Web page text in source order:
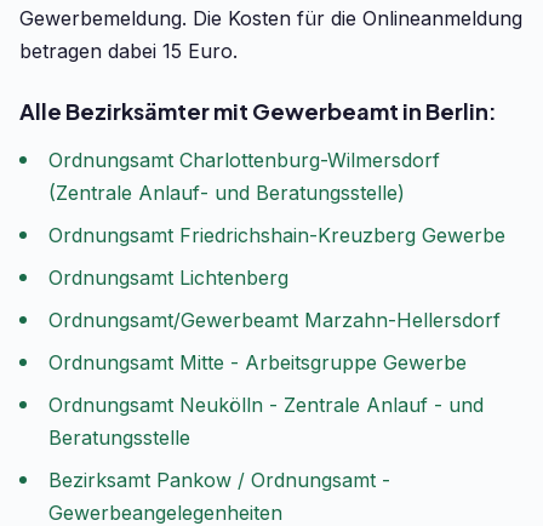
Gewerbemeldung. Die Kosten für die Onlineanmeldung
betragen dabei 15 Euro.
Alle Bezirksämter mit Gewerbeamt in Berlin:
Ordnungsamt Charlottenburg-Wilmersdorf
(Zentrale Anlauf- und Beratungsstelle)
Ordnungsamt Friedrichshain-Kreuzberg Gewerbe
Ordnungsamt Lichtenberg
Ordnungsamt/Gewerbeamt Marzahn-Hellersdorf
Ordnungsamt Mitte - Arbeitsgruppe Gewerbe
Ordnungsamt Neukölln - Zentrale Anlauf - und
Beratungsstelle
Bezirksamt Pankow / Ordnungsamt -
Gewerbeangelegenheiten